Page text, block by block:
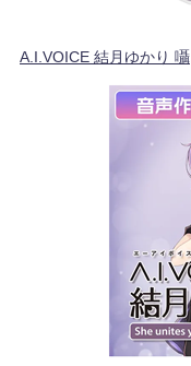
A.I.VOICE 結月ゆかり 囁